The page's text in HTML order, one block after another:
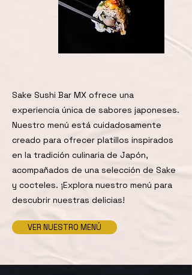
Sake Sushi Bar MX ofrece una
experiencia única de sabores japoneses.
Nuestro menú está cuidadosamente
creado para ofrecer platillos inspirados
en la tradición culinaria de Japón,
acompañados de una selección de Sake
y cocteles. ¡Explora nuestro menú para
descubrir nuestras delicias!
VER NUESTRO MENÚ